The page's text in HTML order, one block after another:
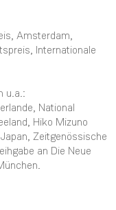
Amsterdam,
Internationale
u.a.:
National
Hiko Mizuno
Zeitgenössische
an Die Neue